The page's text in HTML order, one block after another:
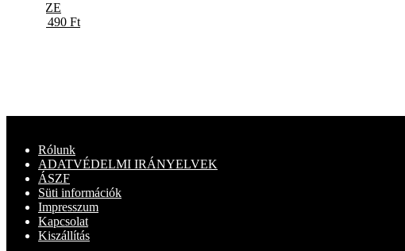
SZE
5 490 Ft
Rólunk
ADATVÉDELMI IRÁNYELVEK
ÁSZF
Süti információk
Impresszum
Kapcsolat
Kiszállítás